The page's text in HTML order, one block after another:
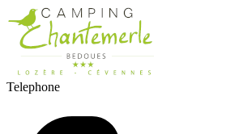
Telephone